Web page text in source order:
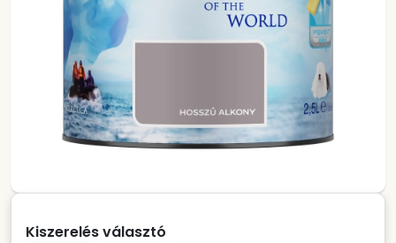
Kiszerelés választó